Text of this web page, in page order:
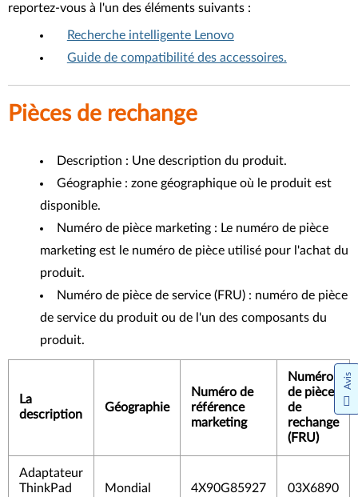
reportez-vous à l'un des éléments suivants :
Recherche intelligente Lenovo
Guide de compatibilité des accessoires.
Pièces de rechange
Description : Une description du produit.
Géographie : zone géographique où le produit est
disponible.
Numéro de pièce marketing : Le numéro de pièce
marketing est le numéro de pièce utilisé pour l'achat du
produit.
Numéro de pièce de service (FRU) : numéro de pièce
de service du produit ou de l'un des composants du
produit.
La
description
Géographie
Numéro de
référence
marketing
Numéro
de pièce
de
rechange
(FRU)
Adaptateur
ThinkPad
Mondial 4X90G85927 03X6890
Avis